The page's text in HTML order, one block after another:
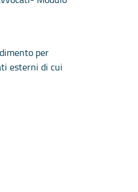
per
esterni di cui